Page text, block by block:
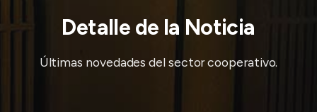
Detalle de la Noticia
Últimas novedades del sector cooperativo.